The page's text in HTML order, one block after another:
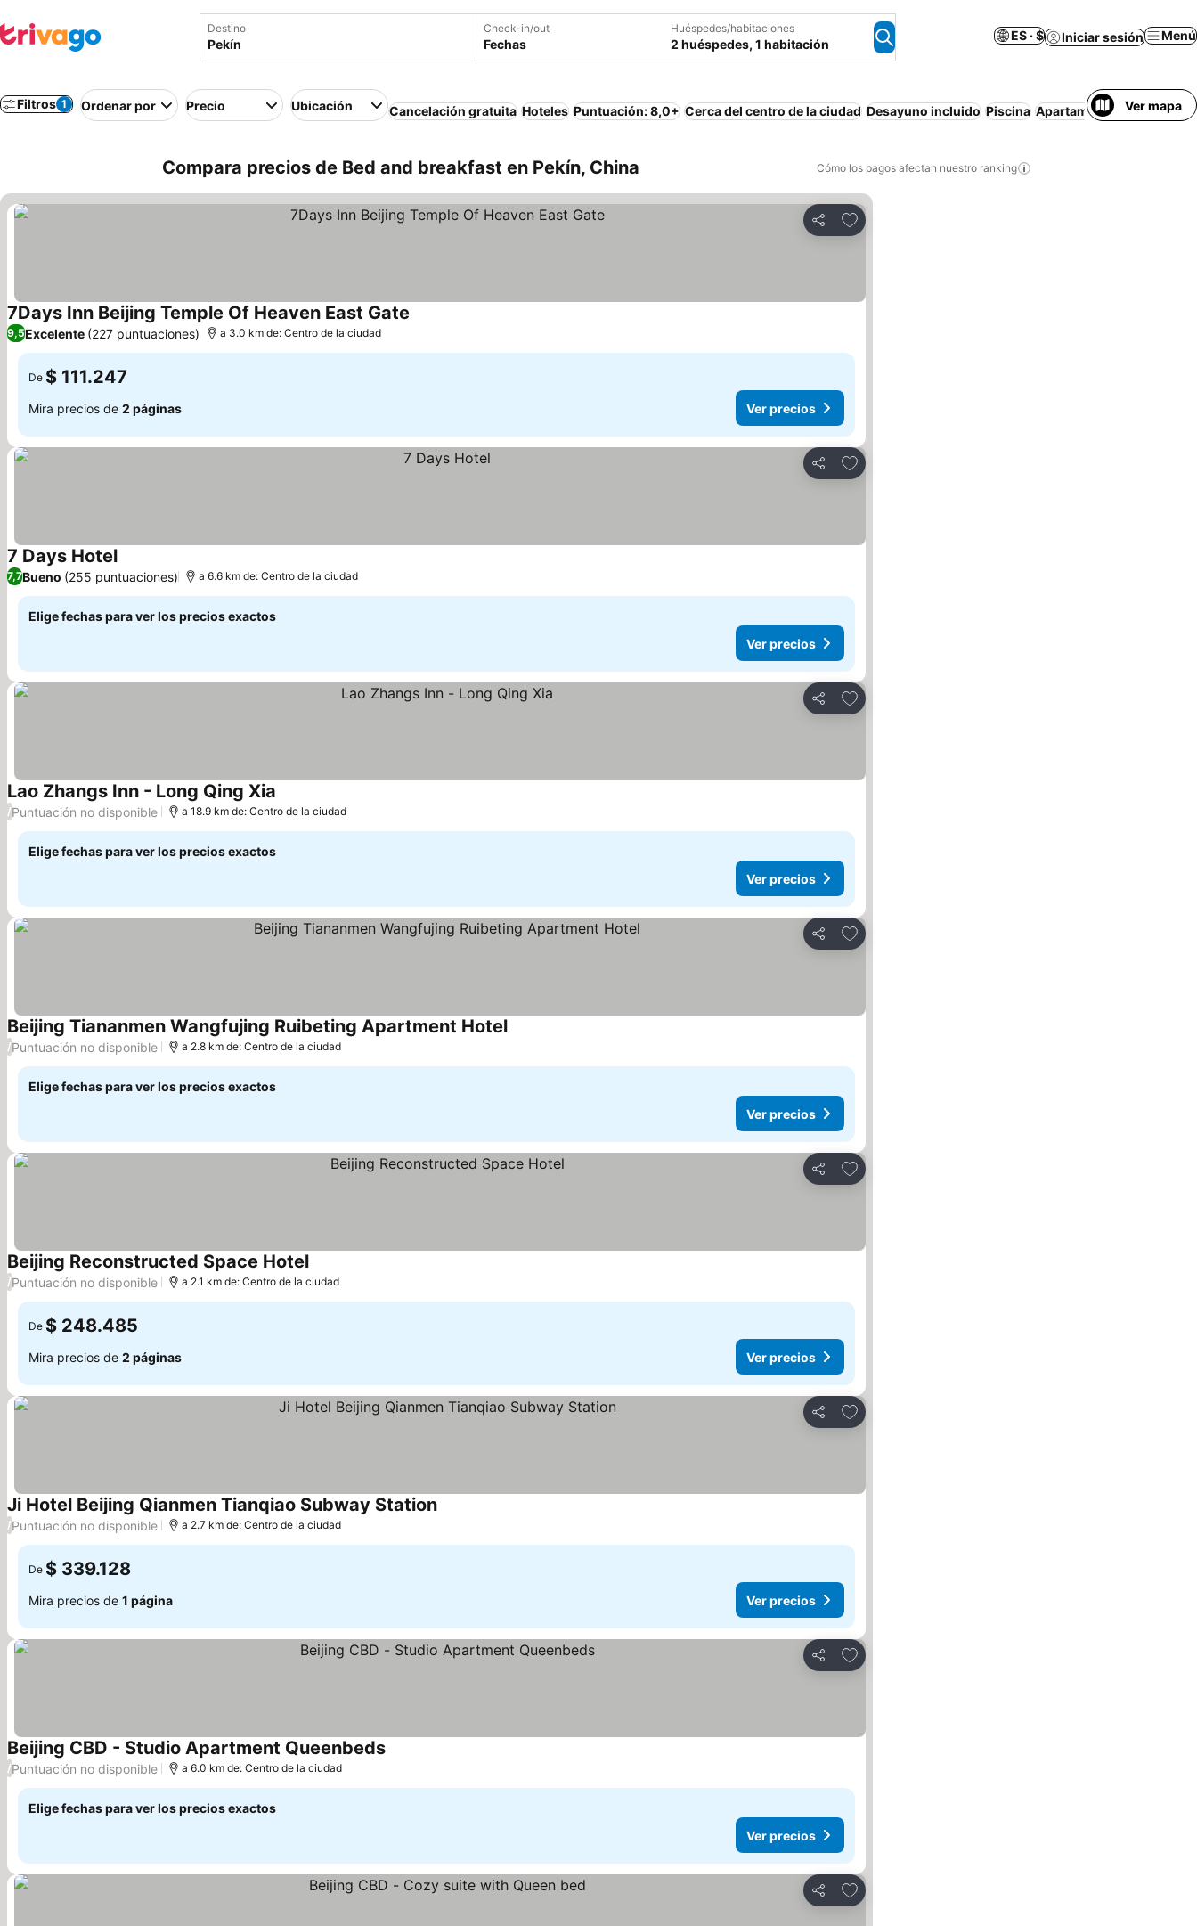
Destino Check-in/out
Fechas
Huéspedes/habitaciones
2 huéspedes, 1 habitación
ES · $ Iniciar sesión Menú
Filtros 1 Ordenar por Precio Ubicación Cancelación gratuita Hoteles Puntuación: 8,0+ Cerca del centro de la ciudad Desayuno incluido Piscina Apartamento amueblado
Ver mapa
Compara precios de Bed and breakfast en Pekín, China Cómo los pagos afectan nuestro ranking
Compartir
Agregar a favoritos
7Days Inn Beijing Temple Of Heaven East Gate
9,5Excelente (227 puntuaciones) a 3.0 km de: Centro de la ciudad
De $ 111.247
Mira precios de 2 páginas Ver precios
Compartir
Agregar a favoritos
7 Days HotelVer precios
7,7Bueno (255 puntuaciones) a 6.6 km de: Centro de la ciudad
Elige fechas para ver los precios exactos
Ver precios
Compartir
Agregar a favoritos
Lao Zhangs Inn - Long Qing Xia
/Puntuación no disponible a 18.9 km de: Centro de la ciudad
Elige fechas para ver los precios exactos
Ver precios
Compartir
Agregar a favoritos
Beijing Tiananmen Wangfujing Ruibeting Apartment HotelVer precios
/Puntuación no disponible a 2.8 km de: Centro de la ciudad
Elige fechas para ver los precios exactos
Ver precios
Compartir
Agregar a favoritos
Beijing Reconstructed Space HotelVer precios
/Puntuación no disponible a 2.1 km de: Centro de la ciudad
De $ 248.485
Mira precios de 2 páginas Ver precios
Compartir
Agregar a favoritos
Ji Hotel Beijing Qianmen Tianqiao Subway StationVer precios
/Puntuación no disponible a 2.7 km de: Centro de la ciudad
De $ 339.128
Mira precios de 1 página Ver precios
Compartir
Agregar a favoritos
Beijing CBD - Studio Apartment QueenbedsVer precios
/Puntuación no disponible a 6.0 km de: Centro de la ciudad
Elige fechas para ver los precios exactos
Ver precios
Compartir
Agregar a favoritos